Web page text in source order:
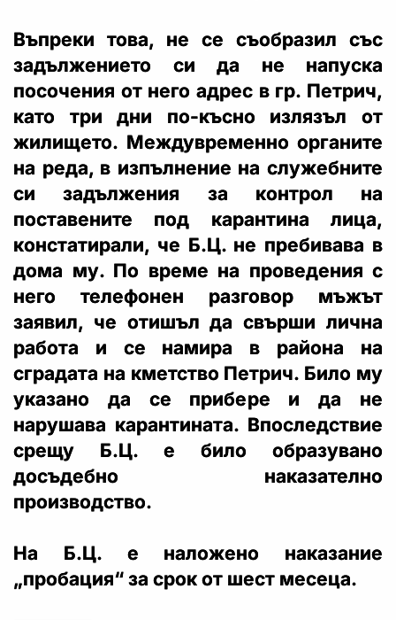
Въпреки това, не се съобразил със
задължението си да не напуска
посочения от него адрес в гр. Петрич,
като три дни по-късно излязъл от
жилището. Междувременно органите
на реда, в изпълнение на служебните
си задължения за контрол на
поставените под карантина лица,
констатирали, че Б.Ц. не пребивава в
дома му. По време на проведения с
него телефонен разговор мъжът
заявил, че отишъл да свърши лична
работа и се намира в района на
сградата на кметство Петрич. Било му
указано да се прибере и да не
нарушава карантината. Впоследствие
срещу Б.Ц. е било образувано
досъдебно наказателно
производство.
На Б.Ц. е наложено наказание
„пробация“ за срок от шест месеца.